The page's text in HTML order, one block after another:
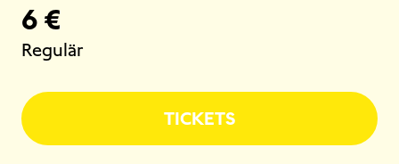
6 €
Regulär
TICKETS